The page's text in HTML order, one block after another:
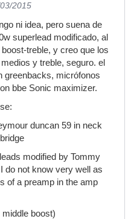
2015
ni idea, pero suena de
superlead modificado, al
treble, y creo que los
y treble, seguro. el
greenbacks, micrófonos
bbe Sonic maximizer.
duncan 59 in neck
modified by Tommy
do not know very well as
of a preamp in the amp
boost)